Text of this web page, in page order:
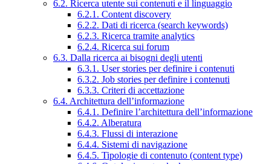
6.2. Ricerca utente sui contenuti e il linguaggio
6.2.1. Content discovery
6.2.2. Dati di ricerca (search keywords)
6.2.3. Ricerca tramite analytics
6.2.4. Ricerca sui forum
6.3. Dalla ricerca ai bisogni degli utenti
6.3.1. User stories per definire i contenuti
6.3.2. Job stories per definire i contenuti
6.3.3. Criteri di accettazione
6.4. Architettura dell’informazione
6.4.1. Definire l’architettura dell’informazione
6.4.2. Alberatura
6.4.3. Flussi di interazione
6.4.4. Sistemi di navigazione
6.4.5. Tipologie di contenuto (content type)